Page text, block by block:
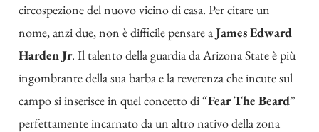
circospezione del nuovo vicino di casa. Per citare un
nome, anzi due, non è difficile pensare a James Edward
Harden Jr. Il talento della guardia da Arizona State è più
ingombrante della sua barba e la reverenza che incute sul
campo si inserisce in quel concetto di “Fear The Beard”
perfettamente incarnato da un altro nativo della zona